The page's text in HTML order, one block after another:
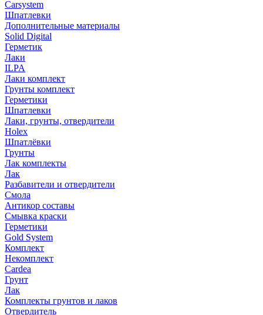
Carsystem
Шпатлевки
Дополнительные материалы
Solid Digital
Герметик
Лаки
ILPA
Лаки комплект
Грунты комплект
Герметики
Шпатлевки
Лаки, грунты, отвердители
Holex
Шпатлёвки
Грунты
Лак комплекты
Лак
Разбавители и отвердители
Смола
Антикор составы
Смывка краски
Герметики
Gold System
Комплект
Некомплект
Cardea
Грунт
Лак
Комплекты грунтов и лаков
Отвердитель